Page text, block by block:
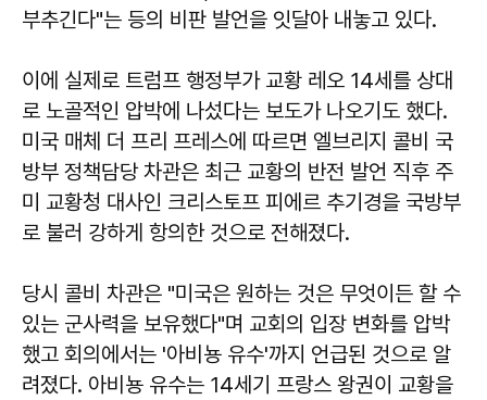
부추긴다"는 등의 비판 발언을 잇달아 내놓고 있다.
이에 실제로 트럼프 행정부가 교황 레오 14세를 상대
로 노골적인 압박에 나섰다는 보도가 나오기도 했다.
미국 매체 더 프리 프레스에 따르면 엘브리지 콜비 국
방부 정책담당 차관은 최근 교황의 반전 발언 직후 주
미 교황청 대사인 크리스토프 피에르 추기경을 국방부
로 불러 강하게 항의한 것으로 전해졌다.
당시 콜비 차관은 "미국은 원하는 것은 무엇이든 할 수
있는 군사력을 보유했다"며 교회의 입장 변화를 압박
했고 회의에서는 '아비뇽 유수'까지 언급된 것으로 알
려졌다. 아비뇽 유수는 14세기 프랑스 왕권이 교황을